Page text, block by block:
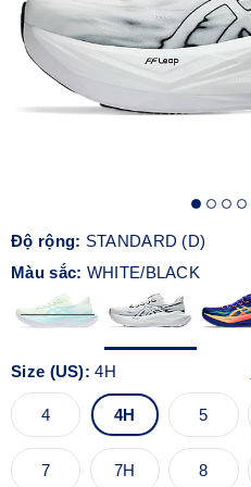
Độ rộng: STANDARD (D)
Màu sắc: WHITE/BLACK
Size (US):4H
4 4H 5
7 7H 8